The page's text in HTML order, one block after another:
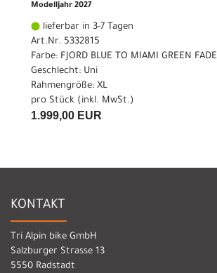
Modelljahr 2027
lieferbar in 3-7 Tagen
Art.Nr. 5332815
Farbe: FJORD BLUE TO MIAMI GREEN FADE
Geschlecht: Uni
Rahmengröße: XL
pro Stück (inkl. MwSt.)
1.999,00 EUR
KONTAKT
Tri Alpin bike GmbH
Salzburger Strasse 13
5550 Radstadt